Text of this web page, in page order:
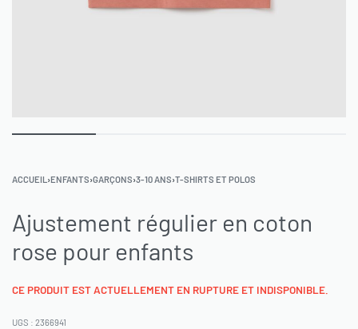
ACCUEIL ›ENFANTS›GARÇONS›3-10 ANS›T-SHIRTS ET POLOS
Ajustement régulier en coton
rose pour enfants
CE PRODUIT EST ACTUELLEMENT EN RUPTURE ET INDISPONIBLE.
2366941